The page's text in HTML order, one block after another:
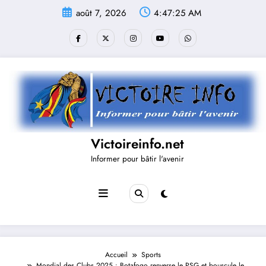
août 7, 2026 4:47:26 AM
Victoireinfo.net
Informer pour bâtir l'avenir
Accueil
Sports